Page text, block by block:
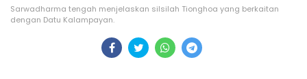
Sarwadharma tengah menjelaskan silsilah Tionghoa yang berkaitan
dengan Datu Kalampayan.